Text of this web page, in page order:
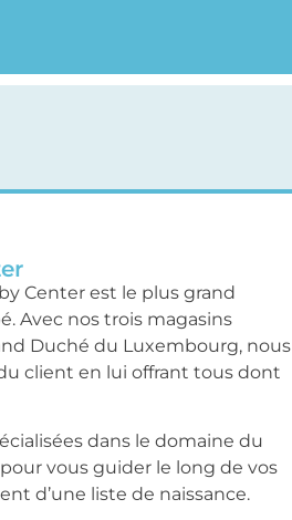
Center est le plus grand
Avec nos trois magasins
Duché du Luxembourg, nous
client en lui offrant tous dont
dans le domaine du
vous guider le long de vos
d’une liste de naissance.